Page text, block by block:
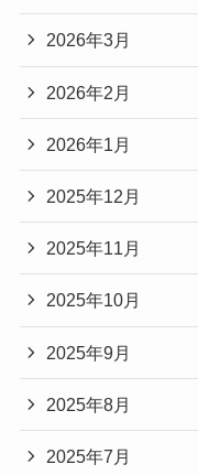
2026年3月
2026年2月
2026年1月
2025年12月
2025年11月
2025年10月
2025年9月
2025年8月
2025年7月